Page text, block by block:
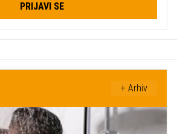
PRIJAVI SE
+ Arhiv